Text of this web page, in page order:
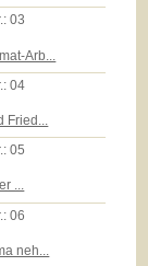
03
Arb...
04
Fried...
05
...
06
neh...